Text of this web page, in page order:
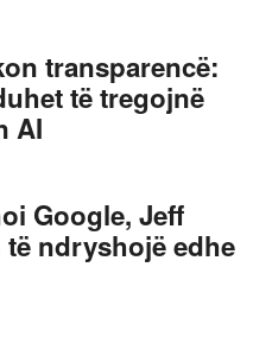
transparencë:
të tregojnë
AI
Google, Jeff
të ndryshojë edhe